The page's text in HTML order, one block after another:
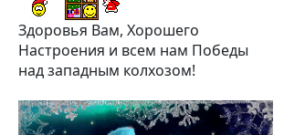
Здоровья Вам, Хорошего
Настроения и всем нам Победы
над западным колхозом!